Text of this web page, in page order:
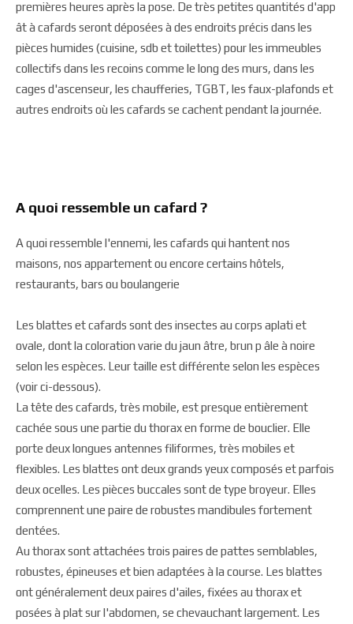
premières heures après la pose. De très petites quantités d'app
ât à cafards seront déposées à des endroits précis dans les
pièces humides (cuisine, sdb et toilettes) pour les immeubles
collectifs dans les recoins comme le long des murs, dans les
cages d'ascenseur, les chaufferies, TGBT, les faux-plafonds et
autres endroits où les cafards se cachent pendant la journée.
A quoi ressemble un cafard ?
A quoi ressemble l'ennemi, les cafards qui hantent nos
maisons, nos appartement ou encore certains hôtels,
restaurants, bars ou boulangerie
Les blattes et cafards sont des insectes au corps aplati et
ovale, dont la coloration varie du jaun âtre, brun p âle à noire
selon les espèces. Leur taille est différente selon les espèces
(voir ci-dessous).
La tête des cafards, très mobile, est presque entièrement
cachée sous une partie du thorax en forme de bouclier. Elle
porte deux longues antennes filiformes, très mobiles et
flexibles. Les blattes ont deux grands yeux composés et parfois
deux ocelles. Les pièces buccales sont de type broyeur. Elles
comprennent une paire de robustes mandibules fortement
dentées.
Au thorax sont attachées trois paires de pattes semblables,
robustes, épineuses et bien adaptées à la course. Les blattes
ont généralement deux paires d'ailes, fixées au thorax et
posées à plat sur l'abdomen, se chevauchant largement. Les